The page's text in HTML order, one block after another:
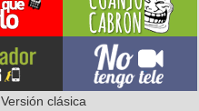
Versión clásica